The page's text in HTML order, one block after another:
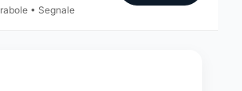
• Segnale